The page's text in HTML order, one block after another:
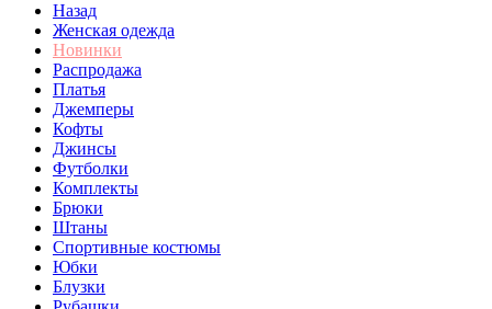
Назад
Женская одежда
Новинки
Распродажа
Платья
Джемперы
Кофты
Джинсы
Футболки
Комплекты
Брюки
Штаны
Спортивные костюмы
Юбки
Блузки